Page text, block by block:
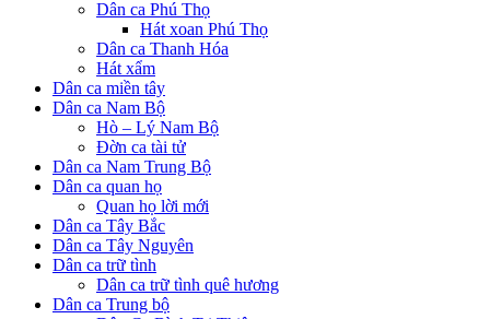
Dân ca Phú Thọ
Hát xoan Phú Thọ
Dân ca Thanh Hóa
Hát xẩm
Dân ca miền tây
Dân ca Nam Bộ
Hò – Lý Nam Bộ
Đờn ca tài tử
Dân ca Nam Trung Bộ
Dân ca quan họ
Quan họ lời mới
Dân ca Tây Bắc
Dân ca Tây Nguyên
Dân ca trữ tình
Dân ca trữ tình quê hương
Dân ca Trung bộ